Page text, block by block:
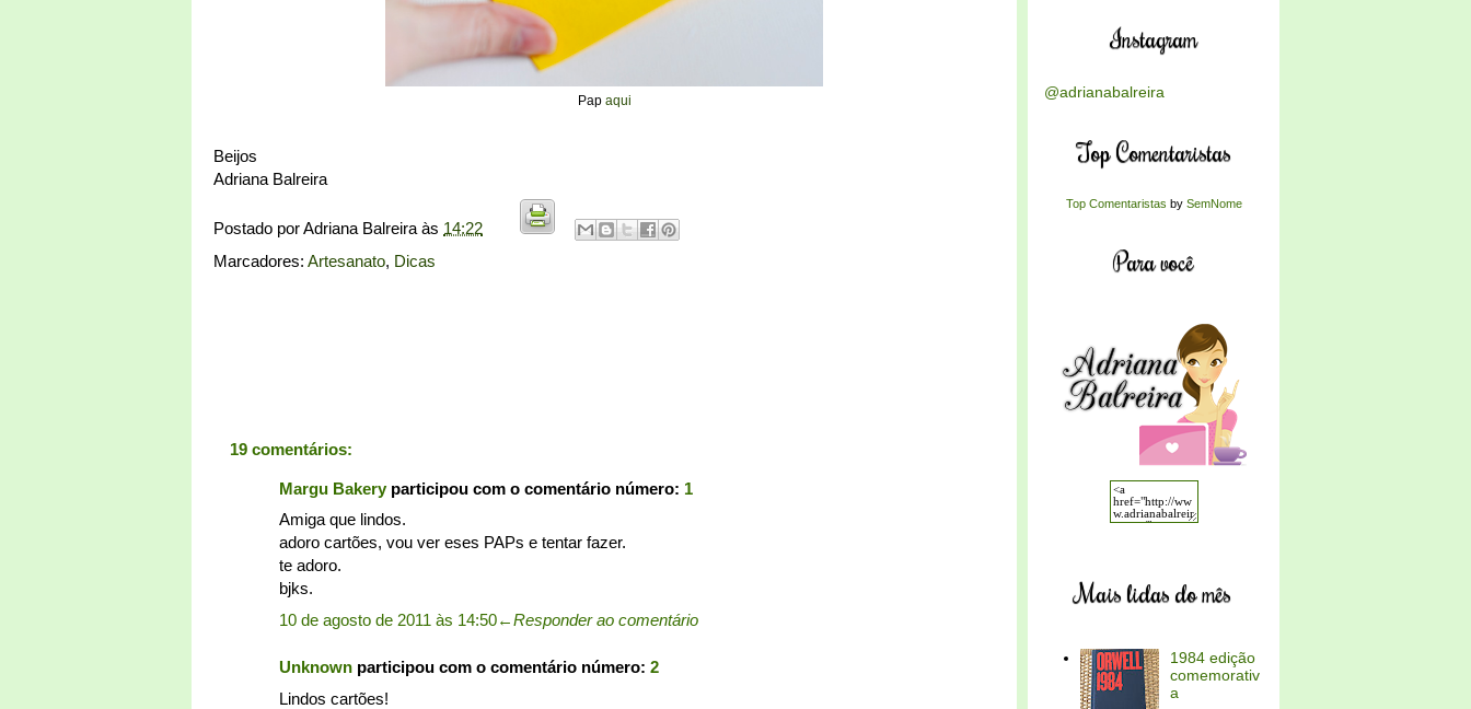
Pap aqui
Beijos
Adriana Balreira
Postado porAdriana Balreira às 14:22
Marcadores: Artesanato, Dicas
19 comentários:
Margu Bakeryparticipou com o comentário número: 1
Amiga que lindos.
adoro cartões, vou ver eses PAPs e tentar fazer.
te adoro.
bjks.
10 de agosto de 2011 às 14:50←Responder ao comentário
Unknown participou com o comentário número: 2
Lindos cartões!
Instagram
@adrianabalreira
Top Comentaristas
Top Comentaristas by SemNome
Para você
Mais lidas do mês
1984 edição
comemorativ
a